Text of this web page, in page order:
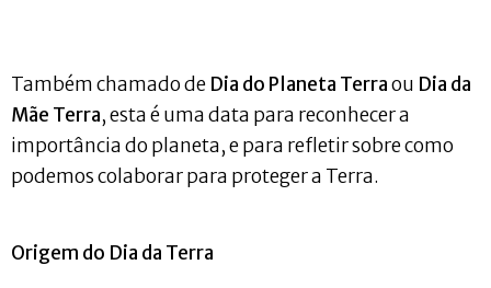
Também chamado de Dia do Planeta Terraou Dia da
Mãe Terra, esta é uma data para reconhecer a
importância do planeta, e para refletir sobre como
podemos colaborar para proteger a Terra.
Origem do Dia da Terra